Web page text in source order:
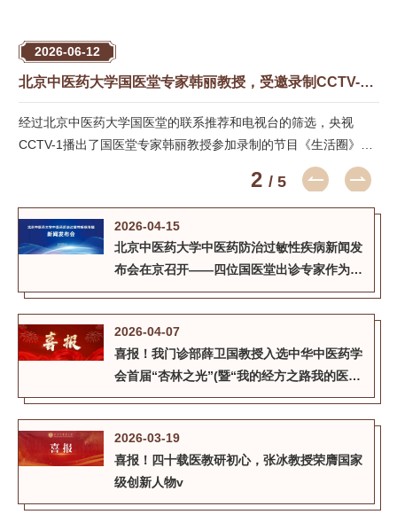
2026-06-12
北京中医药大学国医堂专家韩丽教授，受邀录制CCTV-1《生活圈》讲述茶艺疗愈
经过北京中医药大学国医堂的联系推荐和电视台的筛选，央视
CCTV-1播出了国医堂专家韩丽教授参加录制的节目《生活圈》，
2 / 5
2026-04-15
北京中医药大学中医药防治过敏性疾病新闻发
布会在京召开——四位国医堂出诊专家作为核
心成员发布创新成果
2026-04-07
喜报！我门诊部薛卫国教授入选中华中医药学
会首届“杏林之光”(暨“我的经方之路我的医技
之道”)中医药分享展演项目
2026-03-19
喜报！四十载医教研初心，张冰教授荣膺国家
级创新人物v